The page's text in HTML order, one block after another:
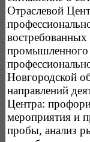
Отраслевой
промышленного
Новгородской
направлений
Центра:
мероприятия и
пробы, анализ